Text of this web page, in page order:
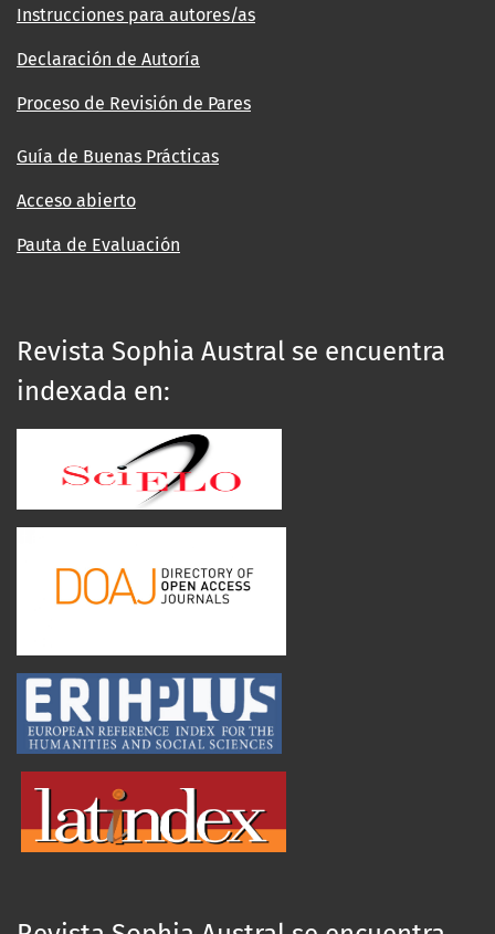
Instrucciones para autores/as
Declaración de Autoría
Proceso de Revisión de Pares
Guía de Buenas Prácticas
Acceso abierto
Pauta de Evaluación
Revista Sophia Austral se encuentra
indexada en: